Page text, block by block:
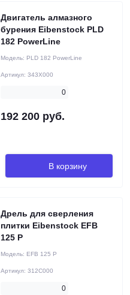
Двигатель алмазного
бурения Eibenstock PLD
182 PowerLine
Модель: PLD 182 PowerLine
Артикул: 343X000
0
192 200 руб.
В корзину
Дрель для сверления
плитки Eibenstock EFB
125 P
Модель: EFB 125 P
Артикул: 312C000
0